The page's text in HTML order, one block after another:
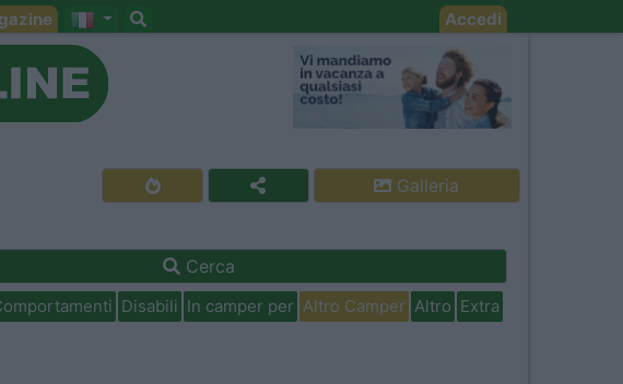
Accedi
Galleria
Cerca
Disabili In camper per Altro Camper Altro Extra